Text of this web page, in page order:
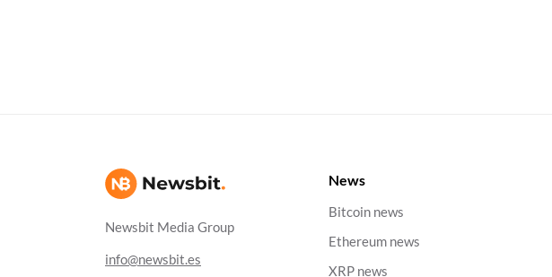
Newsbit Media Group
info@newsbit.es
News
Bitcoin news
Ethereum news
XRP news